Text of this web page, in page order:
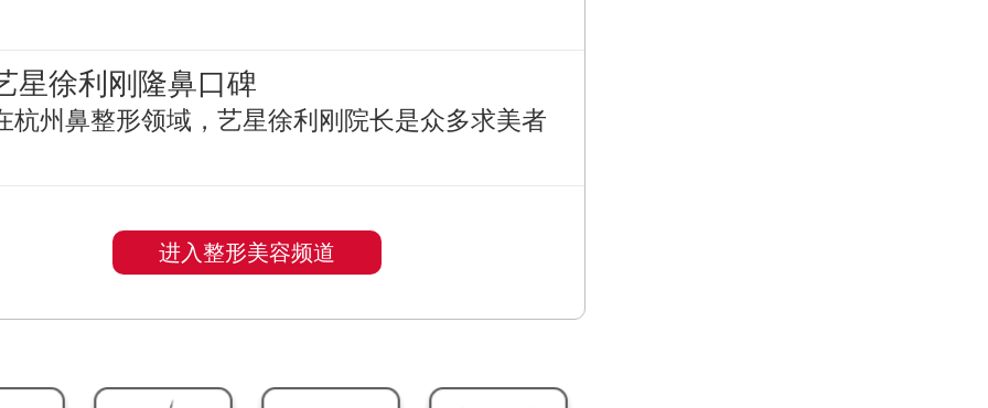
星徐利刚隆鼻口碑
杭州鼻整形领域，艺星徐利刚院长是众多求美者
进入整形美容频道